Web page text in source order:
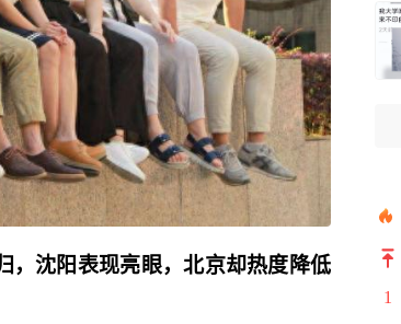
，沈阳表现亮眼，北京却热度降低
1